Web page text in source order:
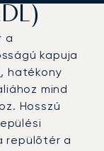
a
kapuja
, hatékony
mind
Hosszú
repülőtér a